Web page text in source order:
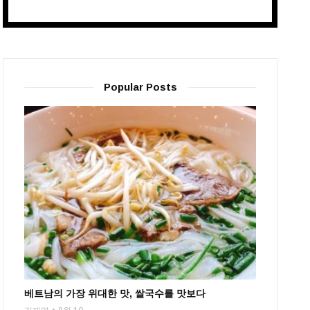
Popular Posts
베트남의 가장 위대한 맛, 쌀국수를 맛보다